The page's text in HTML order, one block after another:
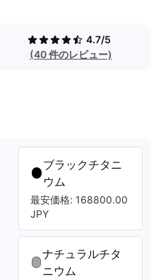
4.7/5
(40 件のレビュー)
ブラックチタニ
ウム
最安価格: 168800.00
JPY
ナチュラルチタ
ニウム